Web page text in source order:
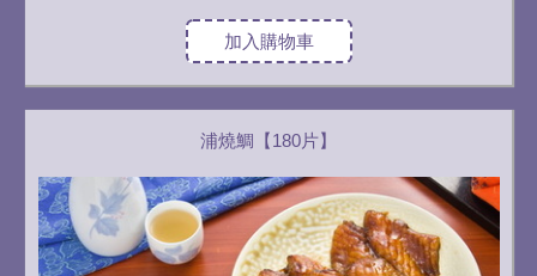
加入購物車
浦燒鯛【180片】